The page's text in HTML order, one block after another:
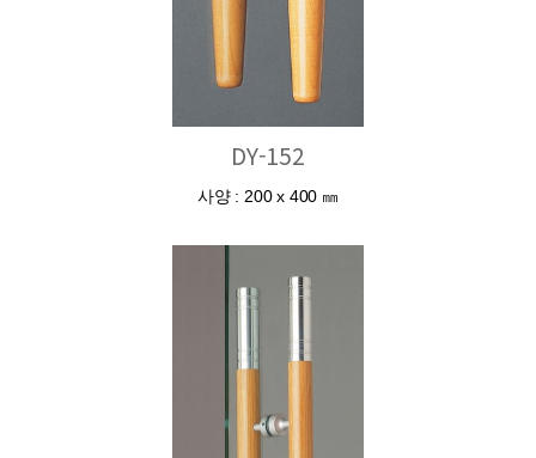
DY-152
사양 : 200 x 400 ㎜